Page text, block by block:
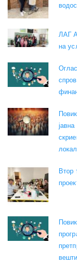
ЛАГ
на
Втор